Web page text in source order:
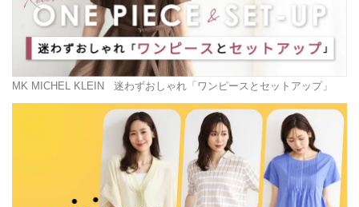
MK MICHEL KLEIN 迷わずおしゃれ「ワンピースとセットアップ」